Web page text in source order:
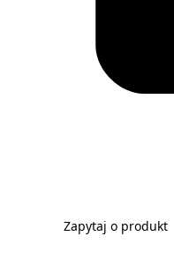
Zapytaj o produkt